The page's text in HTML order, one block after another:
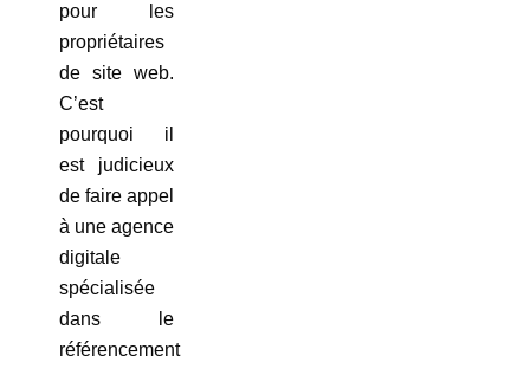
pour les
propriétaires
de site web.
C’est
pourquoi il
est judicieux
de faire appel
à une agence
digitale
spécialisée
dans le
référencement